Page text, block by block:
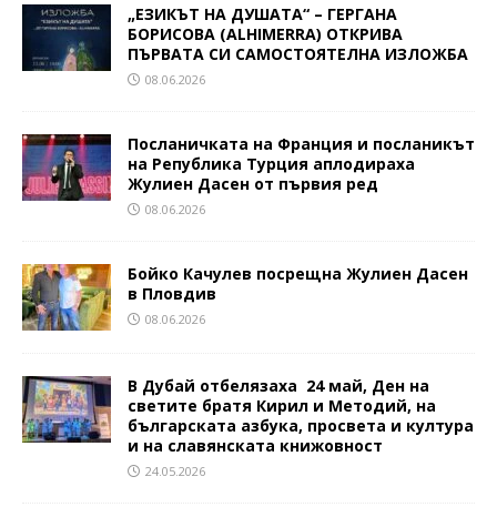
„ЕЗИКЪТ НА ДУШАТА“ – ГЕРГАНА
БОРИСОВА (ALHIMERRA) ОТКРИВА
ПЪРВАТА СИ САМОСТОЯТЕЛНА ИЗЛОЖБА
08.06.2026
Посланичката на Франция и посланикът
на Република Турция аплодираха
Жулиен Дасен от първия ред
08.06.2026
Бойко Качулев посрещна Жулиен Дасен
в Пловдив
08.06.2026
В Дубай отбелязаха 24 май, Ден на
светите братя Кирил и Методий, на
българската азбука, просвета и култура
и на славянската книжовност
24.05.2026